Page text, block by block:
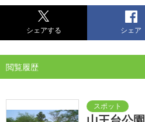
シェアする シェア
閲覧履歴